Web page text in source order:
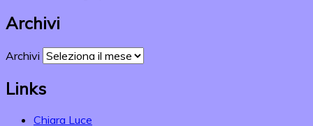
Archivi
Archivi
Links
Chiara Luce